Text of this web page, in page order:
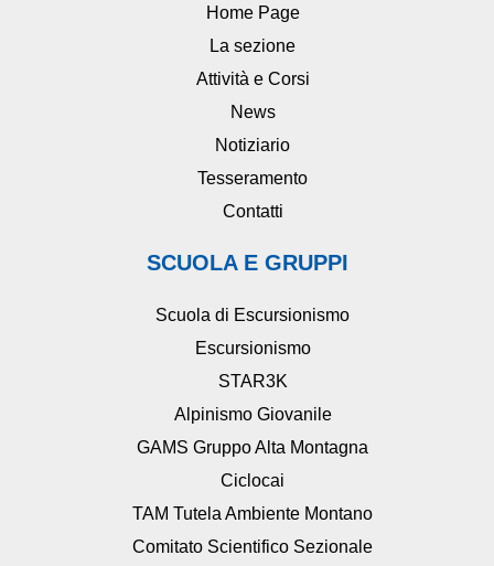
Home Page
La sezione
Attività e Corsi
News
Notiziario
Tesseramento
Contatti
SCUOLA E GRUPPI
Scuola di Escursionismo
Escursionismo
STAR3K
Alpinismo Giovanile
GAMS Gruppo Alta Montagna
Ciclocai
TAM Tutela Ambiente Montano
Comitato Scientifico Sezionale